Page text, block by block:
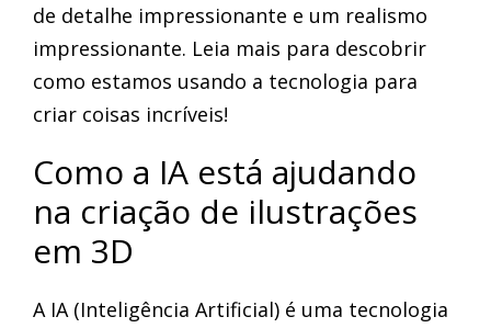
de detalhe impressionante e um realismo
impressionante. Leia mais para descobrir
como estamos usando a tecnologia para
criar coisas incríveis!
Como a IA está ajudando
na criação de ilustrações
em 3D
A IA (Inteligência Artificial) é uma tecnologia